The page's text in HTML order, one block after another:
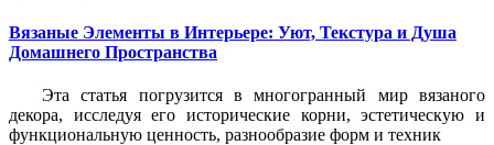
Вязаные Элементы в Интерьере: Уют, Текстура и Душа
Домашнего Пространства
Эта статья погрузится в многогранный мир вязаного
декора, исследуя его исторические корни, эстетическую и
функциональную ценность, разнообразие форм и техник